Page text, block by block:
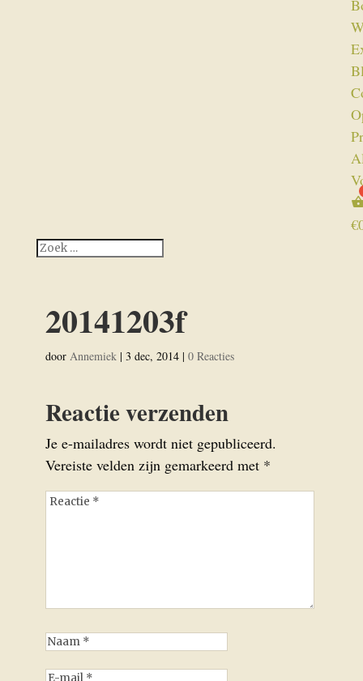
€
20141203f
door Annemiek| 3 dec, 2014| 0 Reacties
Reactie verzenden
Je e-mailadres wordt niet gepubliceerd.
Vereiste velden zijn gemarkeerd met *